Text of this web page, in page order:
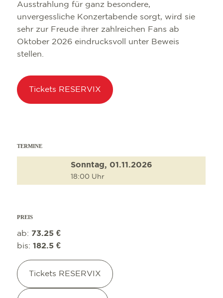
KULINARIK
WELLNESS &
KULTUR
TOP 10 EVENTS
TOURIST
ANREISE
COWORKING
SERVICE
FREIBURG
B2B
WIR ÜBER UNS
Ausstrahlung für ganz besondere,
unvergessliche Konzertabende sorgt, wird sie
sehr zur Freude ihrer zahlreichen Fans ab
Oktober 2026 eindrucksvoll unter Beweis
stellen.
Tickets RESERVIX
TERMINE
Sonntag, 01.11.2026
18:00 Uhr
PREIS
ab: 73.25 €
bis: 182.5 €
Tickets RESERVIX